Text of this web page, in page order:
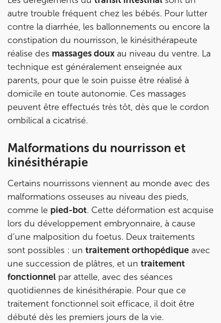
autre trouble fréquent chez les bébés. Pour lutter
contre la diarrhée, les ballonnements ou encore la
constipation du nourrisson, le kinésithérapeute
réalise des massages doux au niveau du ventre. La
technique est généralement enseignée aux
parents, pour que le soin puisse être réalisé à
domicile en toute autonomie. Ces massages
peuvent être effectués très tôt, dès que le cordon
ombilical a cicatrisé.
Malformations du nourrisson et
kinésithérapie
Certains nourrissons viennent au monde avec des
malformations osseuses au niveau des pieds,
comme le pied-bot. Cette déformation est acquise
lors du développement embryonnaire, à cause
d’une malposition du foetus. Deux traitements
sont possibles : un traitement orthopédique avec
une succession de plâtres, et un traitement
fonctionnel par attelle, avec des séances
quotidiennes de kinésithérapie. Pour que ce
traitement fonctionnel soit efficace, il doit être
débuté dès les premiers jours de la vie.
Prenez RDV sur
Prenez RDV sur
IK PARIS 17 – VILLIERS
68 Av. de Villiers 75017 Paris
68 Av. de Villiers 75017 Paris
IK PARIS 8 – SAINT-LAZARE
20 Rue de la Pépinière 75008 Paris
01 55 06 05 07
Prenez RDV sur
Prenez RDV sur
PARIS 9 – PETRELLE
6 Rue Petrelle 75009 Paris
6 Rue Petrelle 75009 Paris